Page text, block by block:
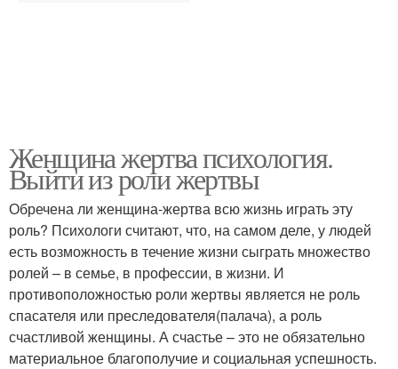
Женщина жертва психология.
Выйти из роли жертвы
Обречена ли женщина-жертва всю жизнь играть эту
роль? Психологи считают, что, на самом деле, у людей
есть возможность в течение жизни сыграть множество
ролей – в семье, в профессии, в жизни. И
противоположностью роли жертвы является не роль
спасателя или преследователя(палача), а роль
счастливой женщины. А счастье – это не обязательно
материальное благополучие и социальная успешность.